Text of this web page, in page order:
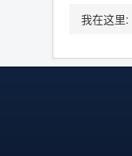
我在这里: